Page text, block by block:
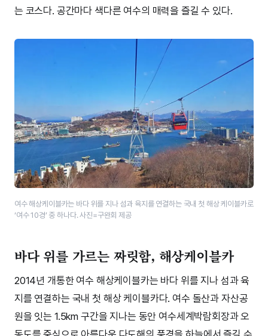
는 코스다. 공간마다 색다른 여수의 매력을 즐길 수 있다.
여수 해상케이블카는 바다 위를 지나 섬과 육지를 연결하는 국내 첫 해상 케이블카로
‘여수 10경’ 중 하나다. 사진=구완회 제공
바다 위를 가르는 짜릿함, 해상케이블카
2014년 개통한 여수 해상케이블카는 바다 위를 지나 섬과 육
지를 연결하는 국내 첫 해상 케이블카다. 여수 돌산과 자산공
원을 잇는 1.5km 구간을 지나는 동안 여수세계박람회장과 오